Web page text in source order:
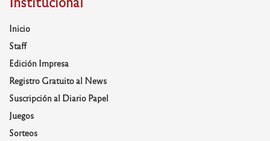
Inicio
Staff
Edición Impresa
Registro Gratuito al News
Suscripción al Diario Papel
Juegos
Sorteos